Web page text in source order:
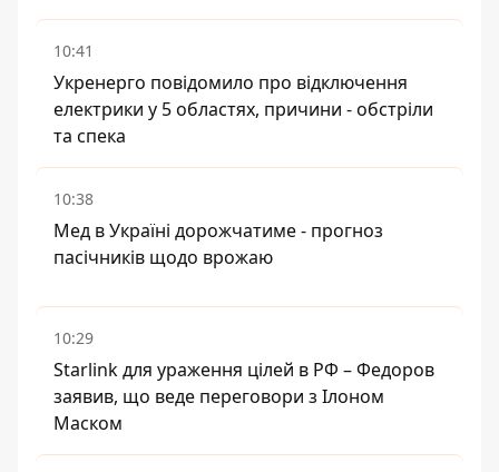
10:41
Укренерго повідомило про відключення
електрики у 5 областях, причини - обстріли
та спека
10:38
Мед в Україні дорожчатиме - прогноз
пасічників щодо врожаю
10:29
Starlink для ураження цілей в РФ – Федоров
заявив, що веде переговори з Ілоном
Маском